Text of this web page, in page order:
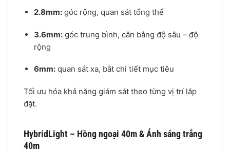
2.8mm:góc rộng, quan sát tổng thể
3.6mm:góc trung bình, cân bằng độ sâu – độ
rộng
6mm:quan sát xa, bắt chi tiết mục tiêu
Tối ưu hóa khả năng giám sát theo từng vị trí lắp
đặt.
HybridLight – Hồng ngoại 40m & Ánh sáng trắng
40m